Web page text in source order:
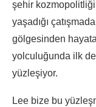
şehir
yaşadığı
gölgesinden
yolculuğunda ilk
yüzleşiyor.
Lee bize bu